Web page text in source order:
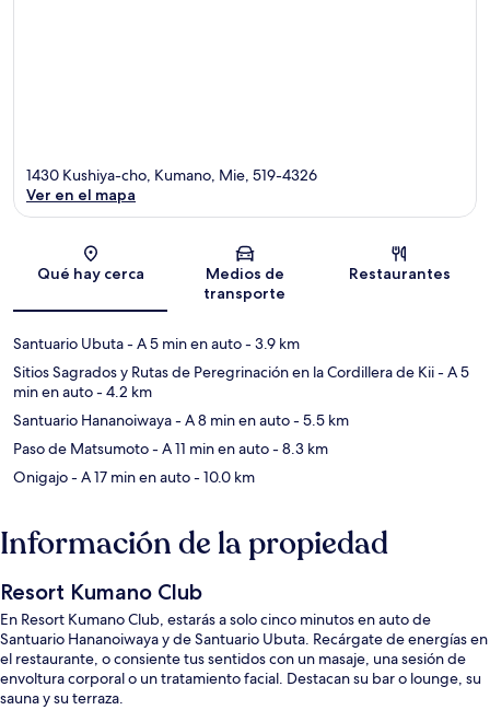
Sección del mapa
1430 Kushiya-cho, Kumano, Mie, 519-4326
Ver en el mapa
Qué hay cerca
Medios de
transporte
Restaurantes
Santuario Ubuta- A 5 min en auto- 3.9 km
Sitios Sagrados y Rutas de Peregrinación en la Cordillera de Kii- A 5
min en auto- 4.2 km
Santuario Hananoiwaya- A 8 min en auto- 5.5 km
Paso de Matsumoto- A 11 min en auto- 8.3 km
Onigajo- A 17 min en auto- 10.0 km
Información de la propiedad
Resort Kumano Club
En Resort Kumano Club, estarás a solo cinco minutos en auto de
Santuario Hananoiwaya y de Santuario Ubuta. Recárgate de energías en
el restaurante, o consiente tus sentidos con un masaje, una sesión de
envoltura corporal o un tratamiento facial. Destacan su bar o lounge, su
sauna y su terraza.